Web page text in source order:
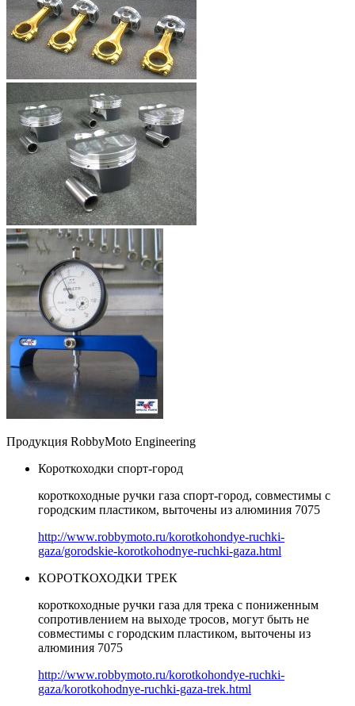
Продукция RobbyMoto Engineering
Короткоходки спорт-город
короткоходные ручки газа спорт-город, совместимы с
городским пластиком, выточены из алюминия 7075
http://www.robbymoto.ru/korotkohondye-ruchki-
gaza/gorodskie-korotkohodnye-ruchki-gaza.html
КОРОТКОХОДКИ ТРЕК
короткоходные ручки газа для трека с пониженным
сопротивлением на выходе тросов, могут быть не
совместимы с городским пластиком, выточены из
алюминия 7075
http://www.robbymoto.ru/korotkohondye-ruchki-
gaza/korotkohodnye-ruchki-gaza-trek.html